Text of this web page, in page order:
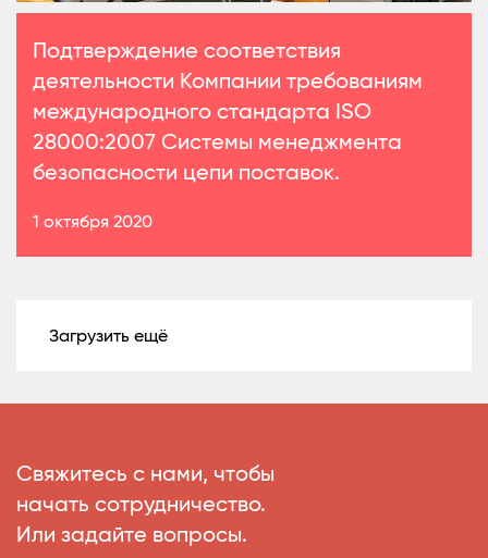
Подтверждение соответствия
деятельности Компании требованиям
международного стандарта ISO
28000:2007 Системы менеджмента
безопасности цепи поставок.
1 октября 2020
Загрузить ещё
Свяжитесь с нами, чтобы
начать сотрудничество.
Или задайте вопросы.